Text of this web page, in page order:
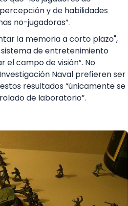
y de habilidades
no-jugadoras”.
la memoria a corto plazo",
de entretenimiento
campo de visión”. No
Naval prefieren ser
resultados “únicamente se
de laboratorio”.